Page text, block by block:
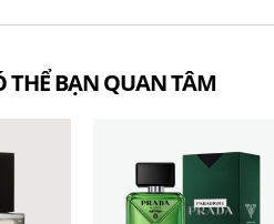
THỂ BẠN QUAN TÂM